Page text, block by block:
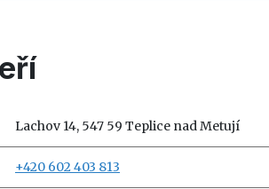
Lachov 14, 547 59 Teplice nad Metují
+420 602 403 813